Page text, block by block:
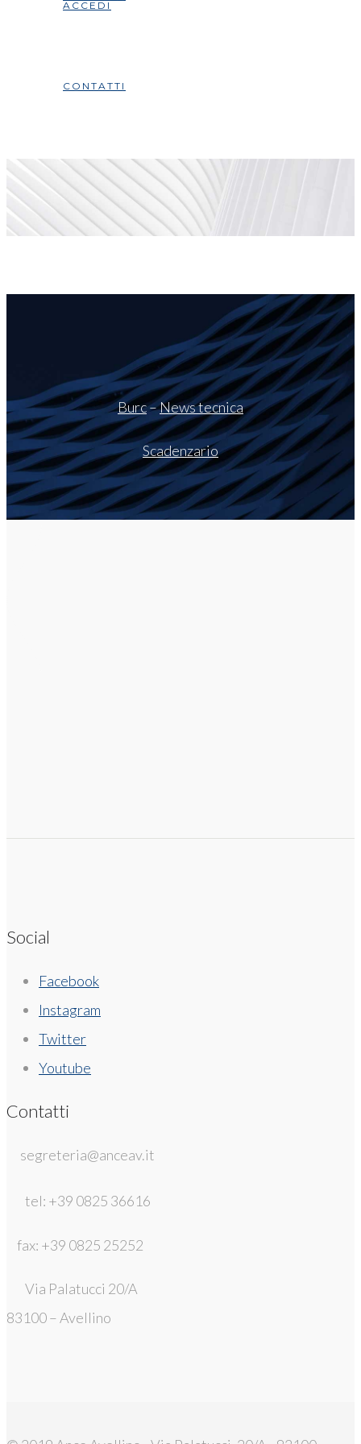
ACCEDI
CONTATTI
Burc–News tecnica
Scadenzario
Social
Facebook
Instagram
Twitter
Youtube
Contatti
segreteria@anceav.it
tel: +39 0825 36616
fax: +39 0825 25252
Via Palatucci 20/A
83100 – Avellino